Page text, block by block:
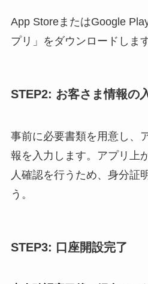
App StoreまたはGoogle
プリ」をダウンロードします
STEP2: お客さま情報の
事前に必要書類を用意し、
報を入力します。アプリ上
人確認を行うため、身分証
う。
STEP3: 口座開設完了